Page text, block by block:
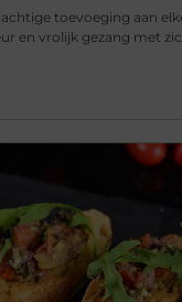
toevoeging aan
en vrolijk gezang met